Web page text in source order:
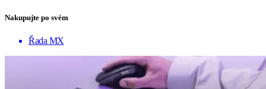
Nakupujte po svém
Řada MX